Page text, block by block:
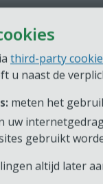
third-party
u naast de
meten het
uw
gebruikt
altijd later